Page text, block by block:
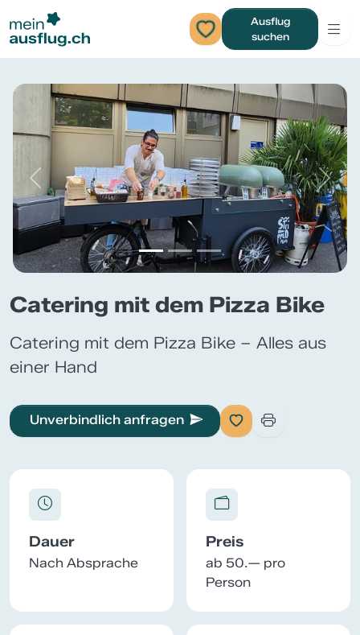
Ausflug
suchen
Previous Next
Catering mit dem Pizza Bike
Catering mit dem Pizza Bike – Alles aus
einer Hand
Unverbindlich anfragen
Dauer
Nach Absprache
Preis
ab 50.— pro
Person